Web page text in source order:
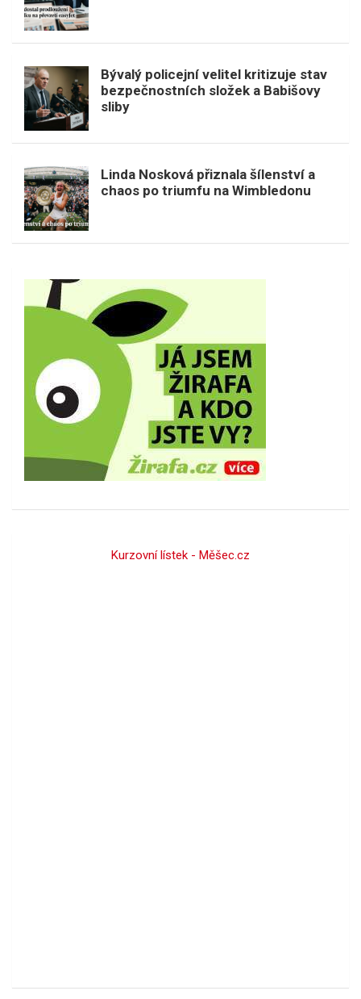
Bývalý policejní velitel kritizuje stav
bezpečnostních složek a Babišovy
sliby
Linda Nosková přiznala šílenství a
chaos po triumfu na Wimbledonu
Kurzovní lístek - Měšec.cz